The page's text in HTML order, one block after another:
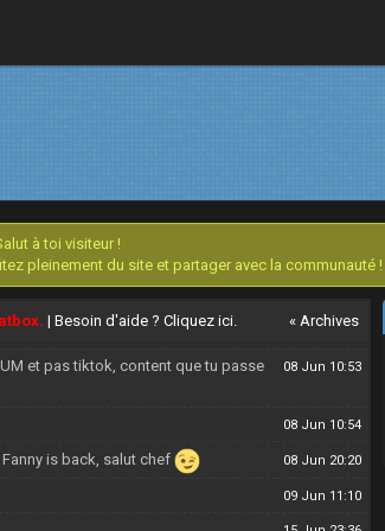
à toi visiteur !
pleinement du site et partager avec la communauté !
| Besoin d'aide ?Cliquez ici. « Archives
valve, à la zeub et avec un non
10 Mar 02:40
un plaisir de passer ici de temps
de vos proches et joyeux Counter
07 Jun 04:08
et pas tiktok, content que tu passe
08 Jun 10:53
08 Jun 10:54
Fanny is back, salut chef 08 Jun 20:20
09 Jun 11:10